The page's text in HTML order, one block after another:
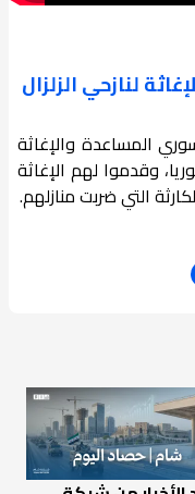
لنازحي الزلزال
المساعدة والإغاثة
وقدموا لهم الإغاثة
التي ضربت منازلهم.